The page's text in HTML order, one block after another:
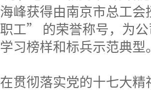
峰获得由南京市总工
工” 的荣誉称号，为
习榜样和标兵示范典型
贯彻落实党的十七大